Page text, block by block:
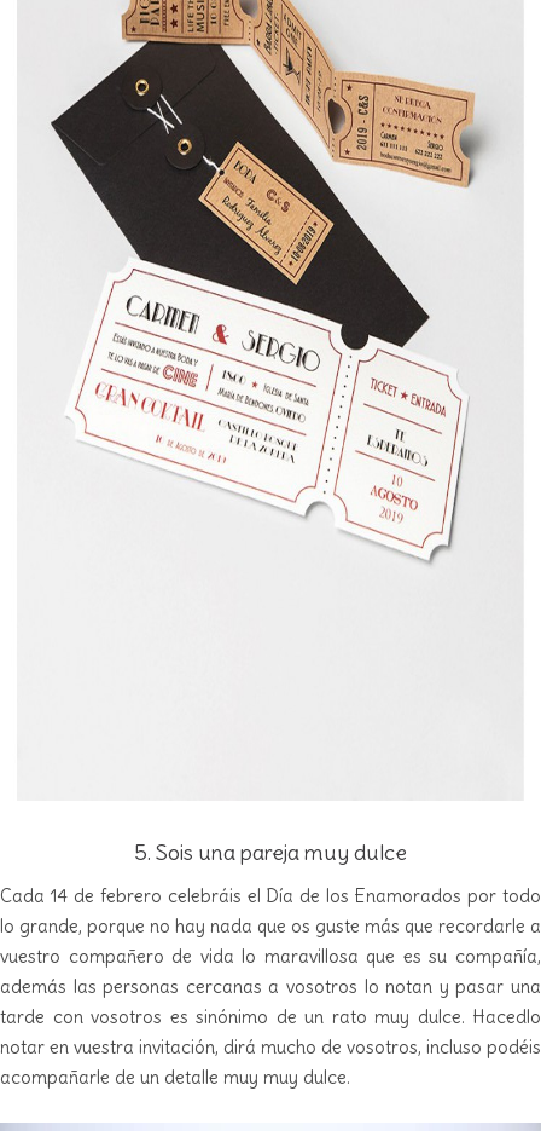
5. Sois una pareja muy dulce
Cada 14 de febrero celebráis el Día de los Enamorados por todo
lo grande, porque no hay nada que os guste más que recordarle a
vuestro compañero de vida lo maravillosa que es su compañía,
además las personas cercanas a vosotros lo notan y pasar una
tarde con vosotros es sinónimo de un rato muy dulce. Hacedlo
notar en vuestra invitación, dirá mucho de vosotros, incluso podéis
acompañarle de un detalle muy muy dulce.